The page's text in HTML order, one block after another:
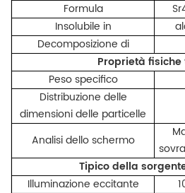
Formula
Insolubile in
Decomposizione di
Proprietà
Peso specifico
Distribuzione delle
dimensioni delle particelle
Analisi dello schermo
Tipico della
Illuminazione eccitante